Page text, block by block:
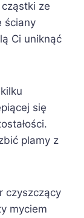
ze
ściany
Ci uniknąć
się
plamy z
czyszczący
myciem